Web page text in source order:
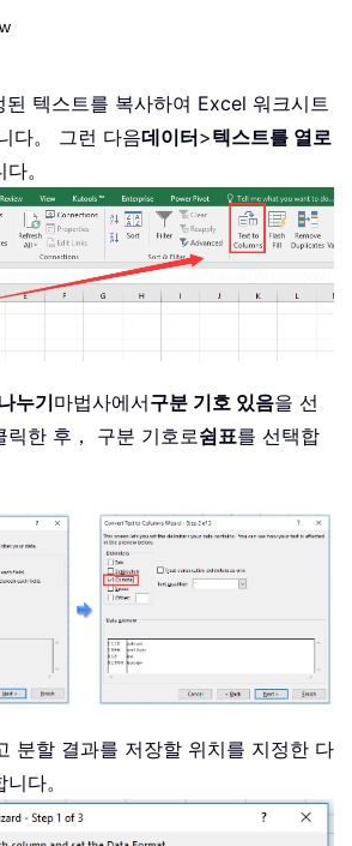
텍스트를 복사하여 Excel 워크시트
다。 그런 다음데이터>텍스트를 열로
。
누기마법사에서구분 기호 있음을 선
릭한 후， 구분 기호로쉼표를 선택합
분할 결과를 저장할 위치를 지정한 다
다。